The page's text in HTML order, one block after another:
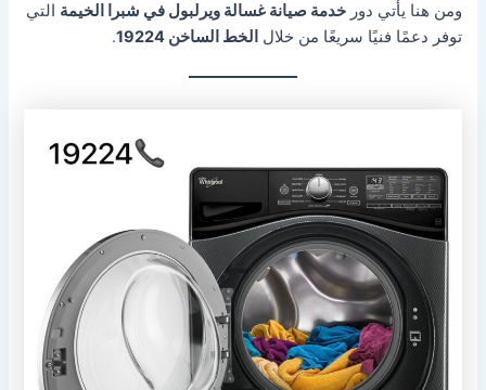
ومن هنا يأتي دورخدمة صيانة غسالة ويرلبول في شبرا الخيمة التي
توفر دعمًا فنيًا سريعًا من خلال الخط الساخن 19224 .